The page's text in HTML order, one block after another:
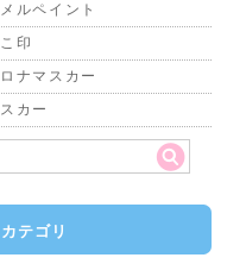
ルペイント
印
ナマスカー
カー
テゴリ